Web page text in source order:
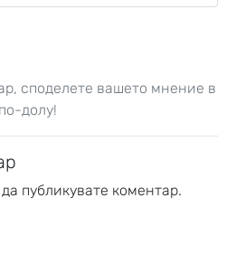
споделете вашето мнение в
долу!
да публикувате коментар.